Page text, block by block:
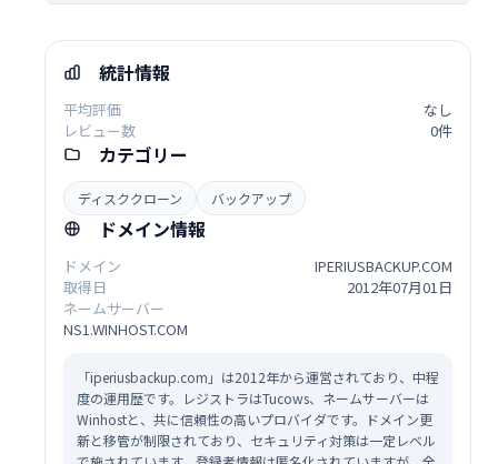
統計情報
平均評価
なし
レビュー数
0件
カテゴリー
ディスククローン バックアップ
ドメイン情報
ドメイン
IPERIUSBACKUP.COM
取得日
2012年07月01日
ネームサーバー
NS1.WINHOST.COM
「iperiusbackup.com」は2012年から運営されており、中程
度の運用歴です。レジストラはTucows、ネームサーバーは
Winhostと、共に信頼性の高いプロバイダです。ドメイン更
新と移管が制限されており、セキュリティ対策は一定レベル